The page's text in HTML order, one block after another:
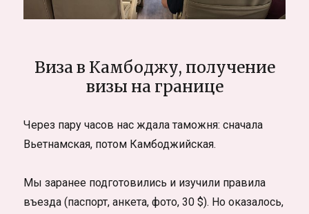
Виза в Камбоджу, получение
визы на границе
Через пару часов нас ждала таможня: сначала
Вьетнамская, потом Камбоджийская.
Мы заранее подготовились и изучили правила
въезда (паспорт, анкета, фото, 30 $). Но оказалось,